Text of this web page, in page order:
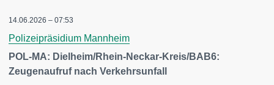
14.06.2026 – 07:53
Polizeipräsidium Mannheim
POL-MA: Dielheim/Rhein-Neckar-Kreis/BAB6:
Zeugenaufruf nach Verkehrsunfall